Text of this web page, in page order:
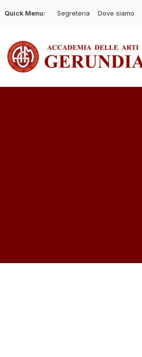
Quick Menu: Segreteria Dove siamo